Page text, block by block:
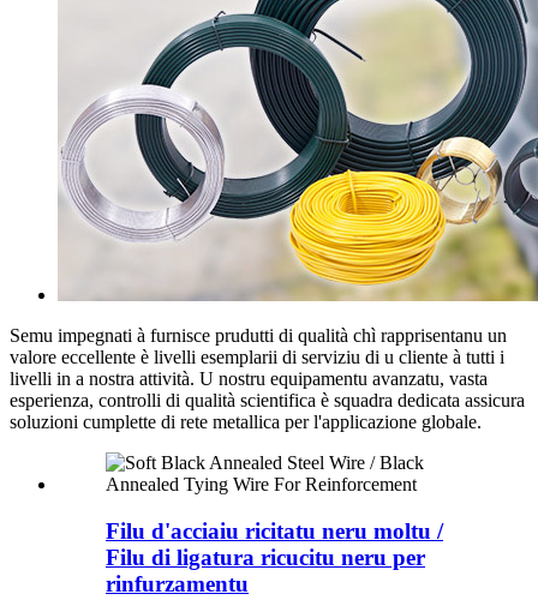
Semu impegnati à furnisce prudutti di qualità chì rapprisentanu un
valore eccellente è livelli esemplarii di serviziu di u cliente à tutti i
livelli in a nostra attività. U nostru equipamentu avanzatu, vasta
esperienza, controlli di qualità scientifica è squadra dedicata assicura
soluzioni cumplette di rete metallica per l'applicazione globale.
Filu d'acciaiu ricitatu neru moltu /
Filu di ligatura ricucitu neru per
rinfurzamentu